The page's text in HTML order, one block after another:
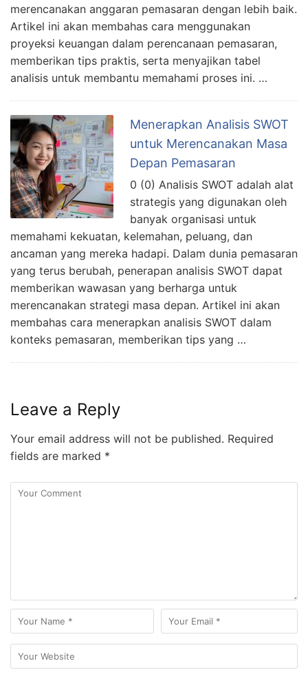
merencanakan anggaran pemasaran dengan lebih baik.
Artikel ini akan membahas cara menggunakan
proyeksi keuangan dalam perencanaan pemasaran,
memberikan tips praktis, serta menyajikan tabel
analisis untuk membantu memahami proses ini. …
Menerapkan Analisis SWOT
untuk Merencanakan Masa
Depan Pemasaran
0 (0) Analisis SWOT adalah alat
strategis yang digunakan oleh
banyak organisasi untuk
memahami kekuatan, kelemahan, peluang, dan
ancaman yang mereka hadapi. Dalam dunia pemasaran
yang terus berubah, penerapan analisis SWOT dapat
memberikan wawasan yang berharga untuk
merencanakan strategi masa depan. Artikel ini akan
membahas cara menerapkan analisis SWOT dalam
konteks pemasaran, memberikan tips yang …
Leave a Reply
Your email address will not be published. Required
fields are marked *